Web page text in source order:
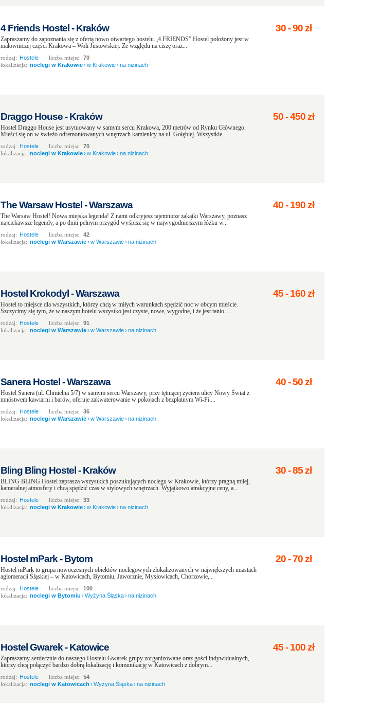
4 Friends Hostel - Kraków
Zapraszamy do zapoznania się z ofertą nowo otwartego hostelu.„4.FRIENDS” Hostel położony jest w
malowniczej części Krakowa – Woli Justowskiej. Ze względu na ciszę oraz...
rodzaj: Hostele liczba miejsc: 70
lokalizacja: noclegi w Krakowie›w Krakowie›na nizinach
30-90zł
Draggo House - Kraków
Hostel Draggo House jest usytuowany w samym sercu Krakowa, 200 metrów od Rynku Głównego.
Mieści się on w świeżo odremontowanych wnętrzach kamienicy na ul. Gołębiej. Wszystkie...
rodzaj: Hostele liczba miejsc: 70
lokalizacja: noclegi w Krakowie›w Krakowie›na nizinach
50-450zł
The Warsaw Hostel - Warszawa
The Warsaw Hostel! Nowa miejska legenda! Z nami odkryjesz tajemnicze zakątki Warszawy, poznasz
najciekawsze legendy, a po dniu pełnym przygód wyśpisz się w najwygodniejszym łóżku w...
rodzaj: Hostele liczba miejsc: 42
lokalizacja: noclegi w Warszawie›w Warszawie›na nizinach
40-190zł
Hostel Krokodyl - Warszawa
Hostel to miejsce dla wszystkich, którzy chcą w miłych warunkach spędzić noc w obcym mieście.
Szczycimy się tym, że w naszym hotelu wszystko jest czyste, nowe, wygodne, i że jest tanio....
rodzaj: Hostele liczba miejsc: 91
lokalizacja: noclegi w Warszawie›w Warszawie›na nizinach
45-160zł
Sanera Hostel - Warszawa
Hostel Sanera (ul. Chmielna 5/7) w samym sercu Warszawy, przy tętniącej życiem ulicy Nowy Świat z
mnóstwem kawiarni i barów, oferuje zakwaterowanie w pokojach z bezpłatnym Wi-Fi....
rodzaj: Hostele liczba miejsc: 36
lokalizacja: noclegi w Warszawie›w Warszawie›na nizinach
40-50zł
Bling Bling Hostel - Kraków
BLING BLING Hostel zaprasza wszystkich poszukujących noclegu w Krakowie, którzy pragną miłej,
kameralnej atmosfery i chcą spędzić czas w stylowych wnętrzach. Wyjątkowo atrakcyjne ceny, a...
rodzaj: Hostele liczba miejsc: 33
lokalizacja: noclegi w Krakowie›w Krakowie›na nizinach
30-85zł
Hostel mPark - Bytom
Hostel mPark to grupa nowoczesnych obiektów noclegowych zlokalizowanych w największych miastach
aglomeracji Śląskiej – w Katowicach, Bytomiu, Jaworznie, Mysłowicach, Chorzowie,...
rodzaj: Hostele liczba miejsc: 100
lokalizacja: noclegi w Bytomiu ›Wyżyna Śląska›na nizinach
20-70zł
Hostel Gwarek - Katowice
Zapraszamy serdecznie do naszego Hostelu Gwarek grupy zorganizowane oraz gości indywidualnych,
którzy chcą połączyć bardzo dobrą lokalizację i komunikację w Katowicach z dobrym...
rodzaj: Hostele liczba miejsc: 54
lokalizacja: noclegi w Katowicach ›Wyżyna Śląska›na nizinach
45-100zł